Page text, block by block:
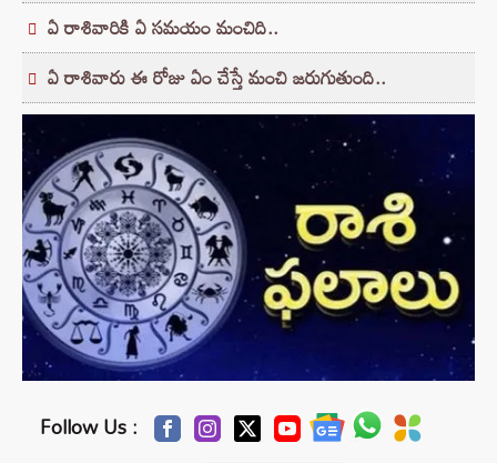
ఏ రాశివారికి ఏ సమయం మంచిది..
ఏ రాశివారు ఈ రోజు ఏం చేస్తే మంచి జరుగుతుంది..
Follow Us :